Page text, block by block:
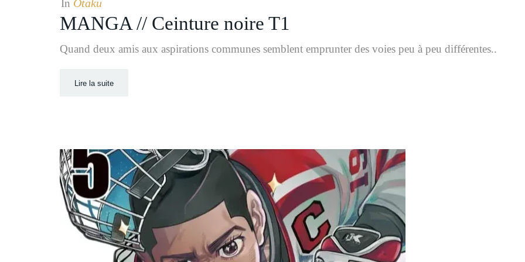
In Otaku
MANGA // Ceinture noire T1
Quand deux amis aux aspirations communes semblent emprunter des voies peu à peu différentes..
Lire la suite